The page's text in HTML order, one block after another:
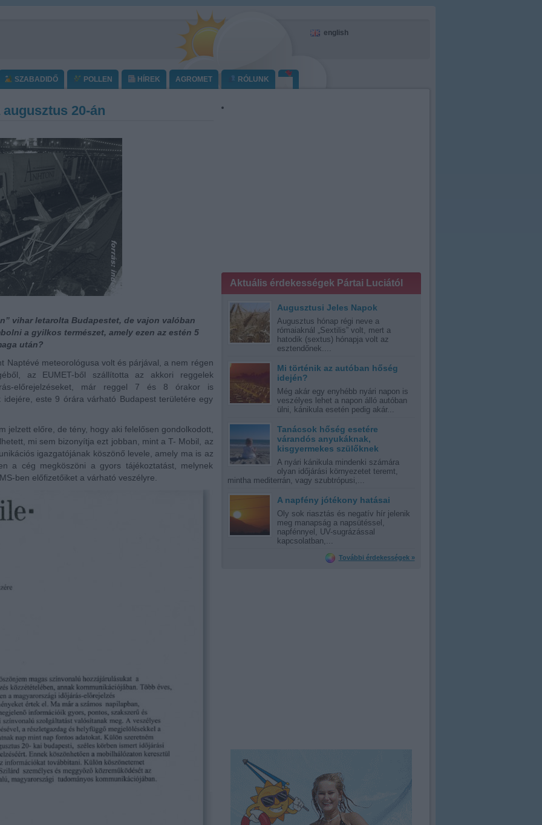
english
SZABADIDŐ POLLEN HÍREK AGROMET RÓLUNK
20-án
vihar letarolta Budapestet, de vajon valóban
a gyilkos természet, amely ezen az estén 5
után?
Naptévé meteorológusa volt és párjával, a nem régen
az EUMET-ből szállította az akkori reggelek
előrejelzéseket, már reggel 7 és 8 órakor is
este 9 órára várható Budapest területére egy
jelzett előre, de tény, hogy aki felelősen gondolkodott,
mi sem bizonyítja ezt jobban, mint a T- Mobil, az
igazgatójának köszönő levele, amely ma is az
a cég megköszöni a gyors tájékoztatást, melynek
ben előfizetőiket a várható veszélyre.
Aktuális érdekességek Pártai Luciától
Augusztusi Jeles Napok
Augusztus hónap régi neve a
rómaiaknál „Sextilis” volt, mert a
hatodik (sextus) hónapja volt az
esztendőnek....
Mi történik az autóban hőség
idején?
Még akár egy enyhébb nyári napon is
veszélyes lehet a napon álló autóban
ülni, kánikula esetén pedig akár...
Tanácsok hőség esetére
várandós anyukáknak,
kisgyermekes szülőknek
A nyári kánikula mindenki számára
olyan időjárási környezetet teremt,
mintha mediterrán, vagy szubtrópusi,...
A napfény jótékony hatásai
Oly sok riasztás és negatív hír jelenik
meg manapság a napsütéssel,
napfénnyel, UV-sugrázással
kapcsolatban,...
További érdekességek »